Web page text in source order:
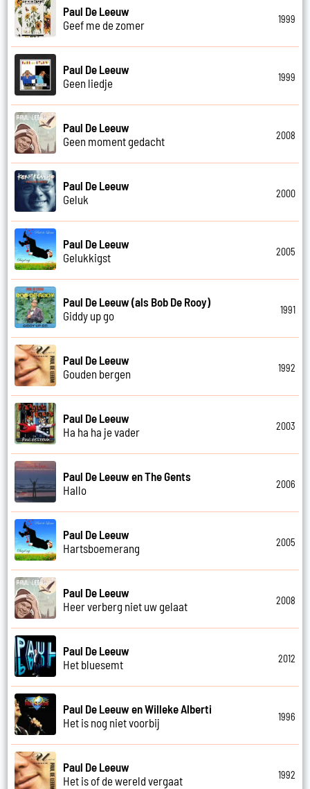
Paul De Leeuw
Geef me de zomer
1999
Paul De Leeuw
Geen liedje
1999
Paul De Leeuw
Geen moment gedacht
2008
Paul De Leeuw
Geluk
2000
Paul De Leeuw
Gelukkigst
2005
Paul De Leeuw (als Bob De Rooy)
Giddy up go
1991
Paul De Leeuw
Gouden bergen
1992
Paul De Leeuw
Ha ha ha je vader
2003
Paul De Leeuw en The Gents
Hallo
2006
Paul De Leeuw
Hartsboemerang
2005
Paul De Leeuw
Heer verberg niet uw gelaat
2008
Paul De Leeuw
Het bluesemt
2012
Paul De Leeuw en Willeke Alberti
Het is nog niet voorbij
1996
Paul De Leeuw
Het is of de wereld vergaat
1992